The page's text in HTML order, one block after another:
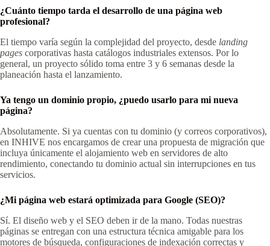
¿Cuánto tiempo tarda el desarrollo de una página web
profesional?
El tiempo varía según la complejidad del proyecto, desde landing
pages corporativas hasta catálogos industriales extensos. Por lo
general, un proyecto sólido toma entre 3 y 6 semanas desde la
planeación hasta el lanzamiento.
Ya tengo un dominio propio, ¿puedo usarlo para mi nueva
página?
Absolutamente. Si ya cuentas con tu dominio (y correos corporativos),
en INHIVE nos encargamos de crear una propuesta de migración que
incluya únicamente el alojamiento web en servidores de alto
rendimiento, conectando tu dominio actual sin interrupciones en tus
servicios.
¿Mi página web estará optimizada para Google (SEO)?
Sí. El diseño web y el SEO deben ir de la mano. Todas nuestras
páginas se entregan con una estructura técnica amigable para los
motores de búsqueda, configuraciones de indexación correctas y